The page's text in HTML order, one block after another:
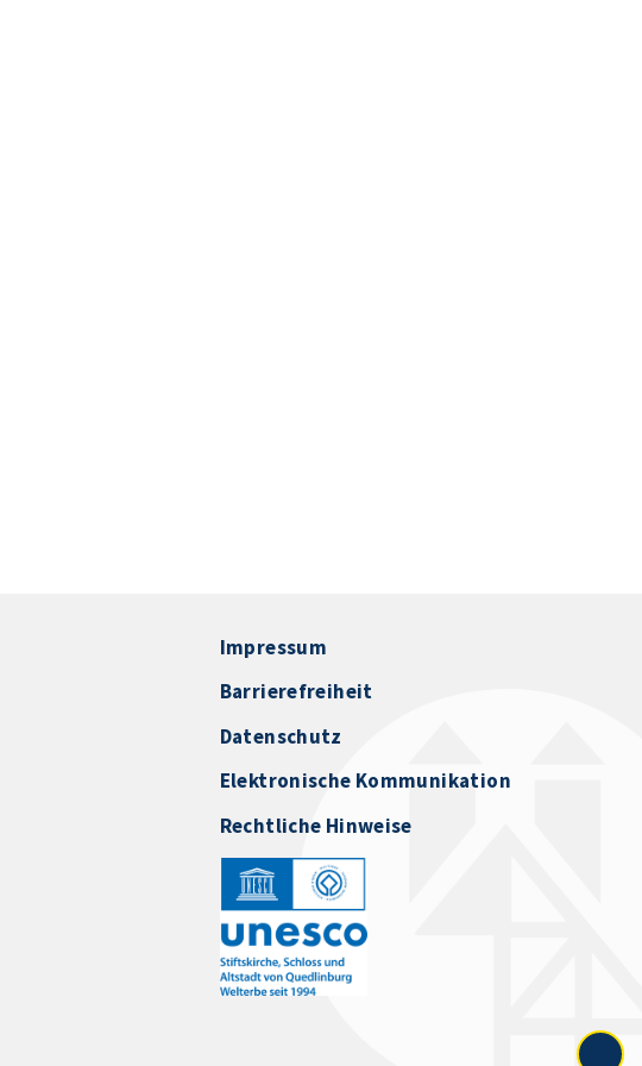
Impressum
Barrierefreiheit
Datenschutz
Elektronische Kommunikation
Rechtliche Hinweise